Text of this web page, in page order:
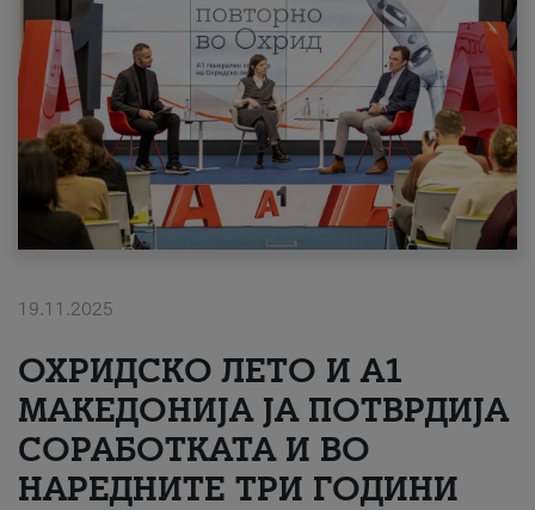
МК SQ
Приватни Деловни
Поддршка
Надополни кредит
#ПодобарОнлајн
19.11.2025
ОХРИДСКО ЛЕТО И A1
МАКЕДОНИЈА ЈА ПОТВРДИЈА
СОРАБОТКАТА И ВО
НАРЕДНИТЕ ТРИ ГОДИНИ